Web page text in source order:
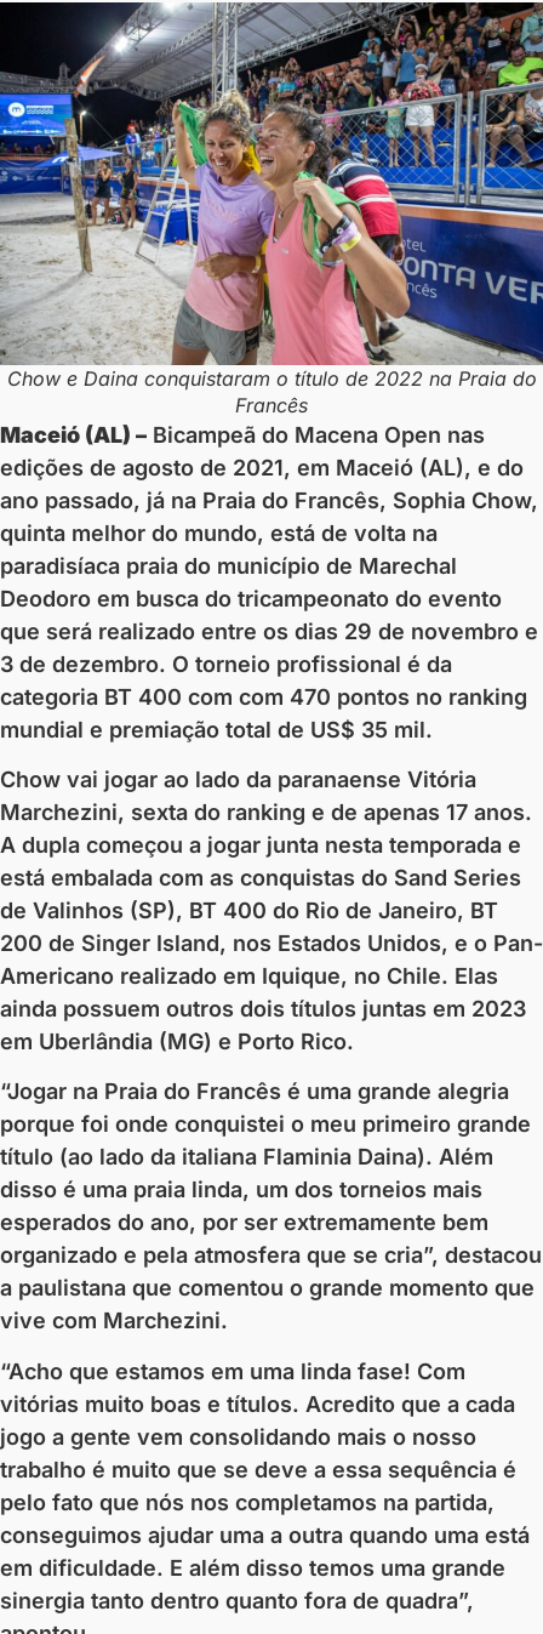
Chow e Daina conquistaram o título de 2022 na Praia do
Francês
Maceió (AL) – Bicampeã do Macena Open nas
edições de agosto de 2021, em Maceió (AL), e do
ano passado, já na Praia do Francês, Sophia Chow,
quinta melhor do mundo, está de volta na
paradisíaca praia do município de Marechal
Deodoro em busca do tricampeonato do evento
que será realizado entre os dias 29 de novembro e
3 de dezembro. O torneio profissional é da
categoria BT 400 com com 470 pontos no ranking
mundial e premiação total de US$ 35 mil.
Chow vai jogar ao lado da paranaense Vitória
Marchezini, sexta do ranking e de apenas 17 anos.
A dupla começou a jogar junta nesta temporada e
está embalada com as conquistas do Sand Series
de Valinhos (SP), BT 400 do Rio de Janeiro, BT
200 de Singer Island, nos Estados Unidos, e o Pan-
Americano realizado em Iquique, no Chile. Elas
ainda possuem outros dois títulos juntas em 2023
em Uberlândia (MG) e Porto Rico.
“Jogar na Praia do Francês é uma grande alegria
porque foi onde conquistei o meu primeiro grande
título (ao lado da italiana Flaminia Daina). Além
disso é uma praia linda, um dos torneios mais
esperados do ano, por ser extremamente bem
organizado e pela atmosfera que se cria”, destacou
a paulistana que comentou o grande momento que
vive com Marchezini.
“Acho que estamos em uma linda fase! Com
vitórias muito boas e títulos. Acredito que a cada
jogo a gente vem consolidando mais o nosso
trabalho é muito que se deve a essa sequência é
pelo fato que nós nos completamos na partida,
conseguimos ajudar uma a outra quando uma está
em dificuldade. E além disso temos uma grande
sinergia tanto dentro quanto fora de quadra”,